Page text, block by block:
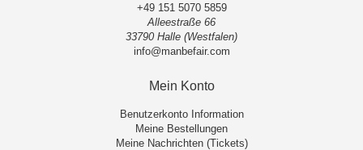
+49 151 5070 5859
Alleestraße 66
33790 Halle (Westfalen)
info@manbefair.com
Mein Konto
Benutzerkonto Information
Meine Bestellungen
Meine Nachrichten (Tickets)